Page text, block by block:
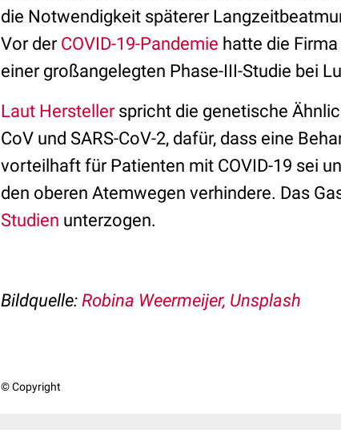
die Notwendigkeit späterer
Vor der COVID-19-Pandemie hatte die
einer großangelegten Phase-III-Studie bei
Laut Hersteller spricht die genetische
CoV und SARS-CoV-2, dafür, dass eine
vorteilhaft für Patienten mit COVID-19 sei
den oberen Atemwegen verhindere. Das
Studien unterzogen.
Bildquelle: Robina Weermeijer, Unsplash
© Copyright